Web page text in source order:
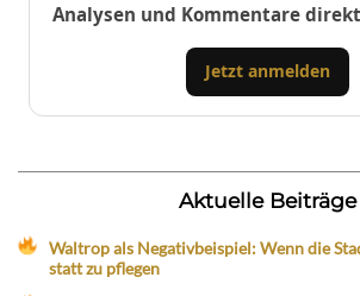
Analysen und Kommentare
Jetzt anmelden
Aktuelle Beiträge
Waltrop als Negativbeispiel: Wenn die
statt zu pflegen